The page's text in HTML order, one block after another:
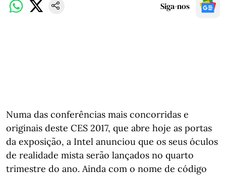
Siga-nos
Numa das conferências mais concorridas e
originais deste CES 2017, que abre hoje as portas
da exposição, a Intel anunciou que os seus óculos
de realidade mista serão lançados no quarto
trimestre do ano. Ainda com o nome de código